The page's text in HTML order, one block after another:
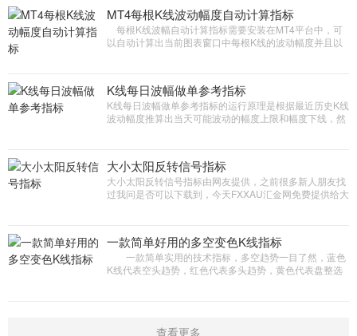
MT4每根K线波动幅度自动计算指标
每根K线波幅自动计算指标需要安装在MT4平台中，可
以自动计算出当前图表窗口中每根K线的波动幅度并且以
K线每日波幅做单参考指标
K线每日波幅做单参考指标的运行原理是根据最近历史K线
波动幅度推算出当天可能波动的幅度上限和幅度下线，然
大小太阳反转信号指标
大小太阳反转信号指标由网友提供，之前很多新人朋友找
过我问是否可以下载到，今天FXXAU汇金网免费提供给大
一款简单好用的多空变色K线指标
一款简单实用的技术指标，多空趋势一目了然，蓝色
K线代表空头趋势，红色代表多头趋势，黄色代表盘整选
查看更多